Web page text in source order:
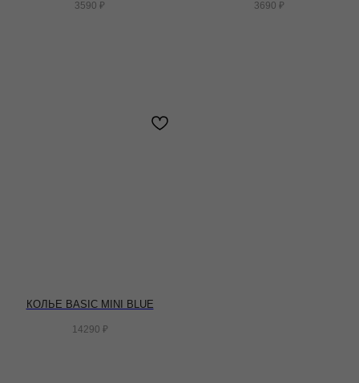
3590 ₽ 3690 ₽
КОЛЬЕ BASIC MINI BLUE
14290 ₽